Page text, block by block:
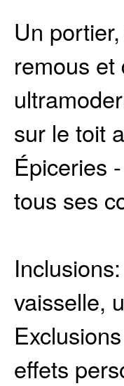
Un
remous
sur le toit
Épiceries
tous ses
Inclusions:
vaisselle,
effets